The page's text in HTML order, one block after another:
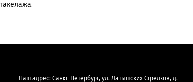
такелажа.
Наш адрес: Санкт-Петербург, ул. Латышских Стрелков, д.